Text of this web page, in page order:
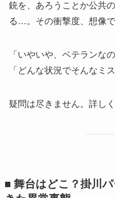
銃を、あろうことか公共
る…。その衝撃度、想像で
「いやいや、ベテランな
「どんな状況でそんなミ
疑問は尽きません。詳し
■ 舞台はどこ？掛川